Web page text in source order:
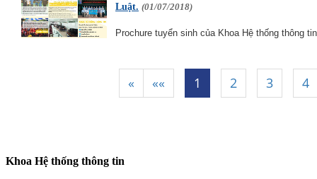
Luật. (01/07/2018)
Prochure tuyển sinh của Khoa Hệ thống thông
« «« 1 2 3 4
Khoa Hệ thống thông tin